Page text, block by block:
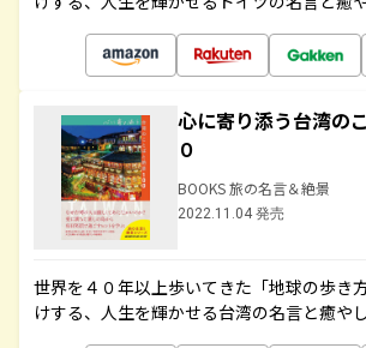
心に寄り添う台湾の
０
BOOKS 旅の名言＆絶景
2022.11.04 発売
世界を４０年以上歩いてきた「地球の歩き
けする、人生を輝かせる台湾の名言と癒や